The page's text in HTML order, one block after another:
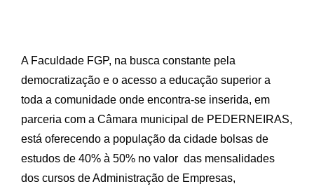
A Faculdade FGP, na busca constante pela
democratização e o acesso a educação superior a
toda a comunidade onde encontra-se inserida, em
parceria com a Câmara municipal de PEDERNEIRAS,
está oferecendo a população da cidade bolsas de
estudos de 40% à 50% no valor das mensalidades
dos cursos de Administração de Empresas,